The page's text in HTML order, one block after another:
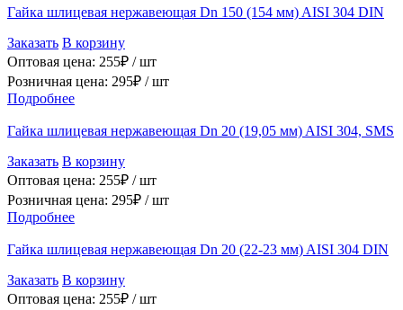
Гайка шлицевая нержавеющая Dn 150 (154 мм) AISI 304 DIN
Заказать В корзину
Оптовая цена: 255₽ /шт
Розничная цена: 295₽ /шт
Подробнее
Гайка шлицевая нержавеющая Dn 20 (19,05 мм) AISI 304, SMS
Заказать В корзину
Оптовая цена: 255₽ /шт
Розничная цена: 295₽ /шт
Подробнее
Гайка шлицевая нержавеющая Dn 20 (22-23 мм) AISI 304 DIN
Заказать В корзину
Оптовая цена: 255₽ /шт